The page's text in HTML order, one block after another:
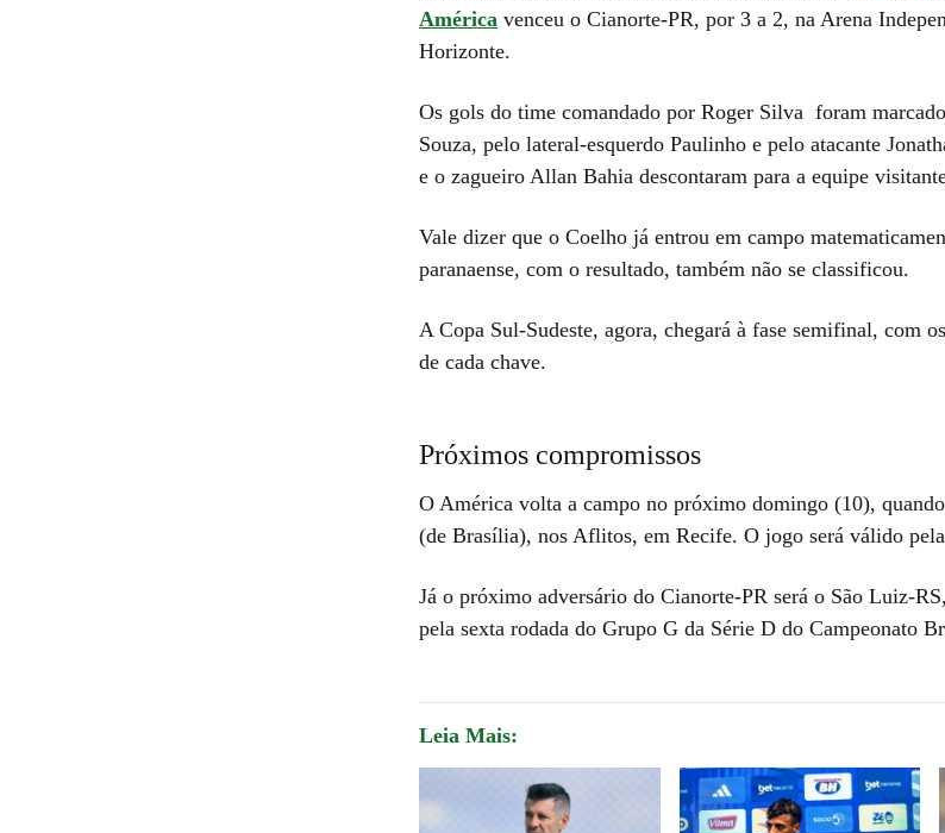
América venceu o Cianorte-PR, por 3 a 2, na Arena
Horizonte.
Os gols do time comandado por Roger Silva foram
Souza, pelo lateral-esquerdo Paulinho e pelo atacante
e o zagueiro Allan Bahia descontaram para a equipe
Vale dizer que o Coelho já entrou em campo
paranaense, com o resultado, também não se classificou.
A Copa Sul-Sudeste, agora, chegará à fase semifinal, com
de cada chave.
Próximos compromissos
O América volta a campo no próximo domingo (10),
(de Brasília), nos Aflitos, em Recife. O jogo será válido
Já o próximo adversário do Cianorte-PR será o São Luiz-
pela sexta rodada do Grupo G da Série D do Campeonato
Leia Mais: